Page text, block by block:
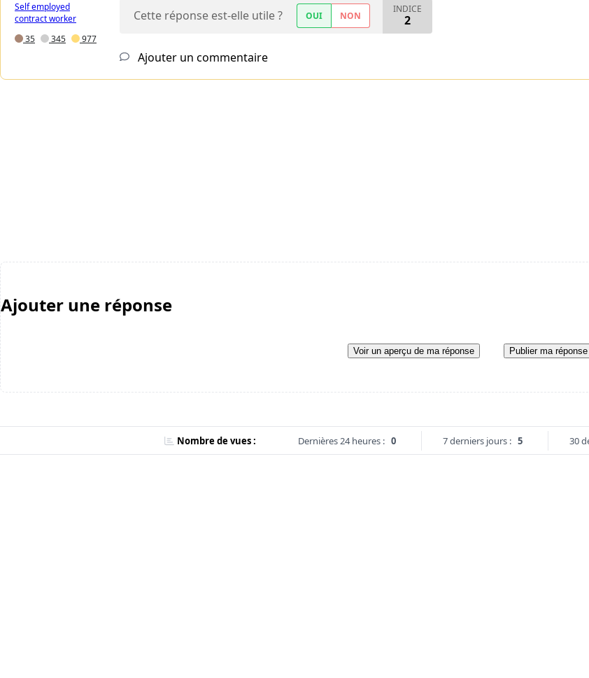
Self employed
contract worker
35
345 977
Cette réponse est-elle utile ? OUI NON
INDICE
2
Ajouter un commentaire
Ajouter une réponse
Voir un aperçu de ma réponse Publier ma réponse
Nombre de vues : Dernières 24 heures : 0 7 derniers jours : 5 30